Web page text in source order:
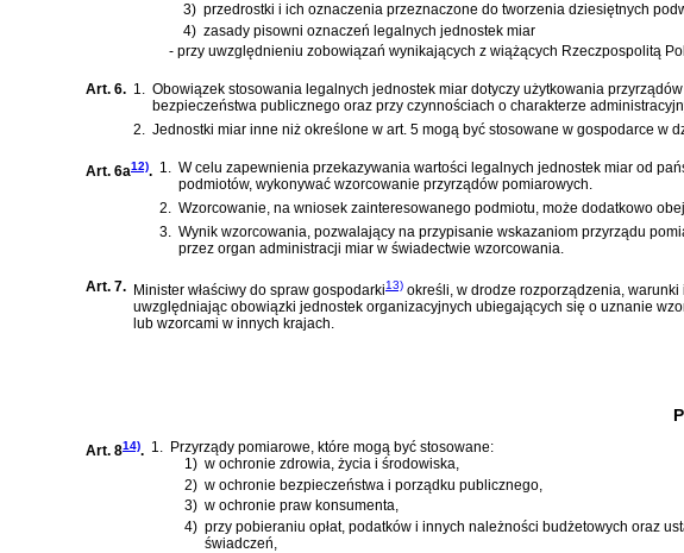
3) przedrostki i ich oznaczenia przeznaczone do tworzenia dziesiętnych
4) zasady pisowni oznaczeń legalnych jednostek miar
- przy uwzględnieniu zobowiązań wynikających z wiążących Rzeczpospolitą
Art. 6. 1. Obowiązek stosowania legalnych jednostek miar dotyczy użytkowania
bezpieczeństwa publicznego oraz przy czynnościach o charakterze
2. Jednostki miar inne niż określone w art. 5 mogą być stosowane w gospodarce
Art. 6a12). 1. W celu zapewnienia przekazywania wartości legalnych jednostek miar od
podmiotów, wykonywać wzorcowanie przyrządów pomiarowych.
2. Wzorcowanie, na wniosek zainteresowanego podmiotu, może dodatkowo
3. Wynik wzorcowania, pozwalający na przypisanie wskazaniom przyrządu
przez organ administracji miar w świadectwie wzorcowania.
Art. 7. Minister właściwy do spraw gospodarki13) określi, w drodze rozporządzenia,
uwzględniając obowiązki jednostek organizacyjnych ubiegających się o uznanie
lub wzorcami w innych krajach.
Art. 814). 1. Przyrządy pomiarowe, które mogą być stosowane:
1) w ochronie zdrowia, życia i środowiska,
2) w ochronie bezpieczeństwa i porządku publicznego,
3) w ochronie praw konsumenta,
4) przy pobieraniu opłat, podatków i innych należności budżetowych oraz
świadczeń,